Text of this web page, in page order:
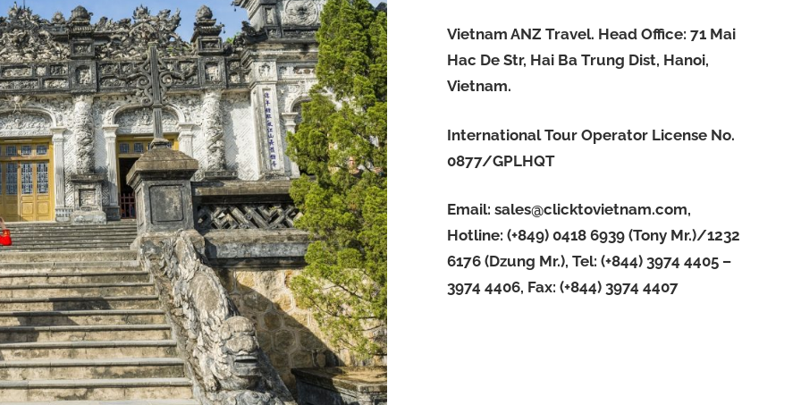
Vietnam ANZ Travel. Head Office: 71 Mai
Hac De Str, Hai Ba Trung Dist, Hanoi,
Vietnam.
International Tour Operator License No.
0877/GPLHQT
Email: sales@clicktovietnam.com,
Hotline: (+849) 0418 6939 (Tony Mr.)/1232
6176 (Dzung Mr.), Tel: (+844) 3974 4405 –
3974 4406, Fax: (+844) 3974 4407